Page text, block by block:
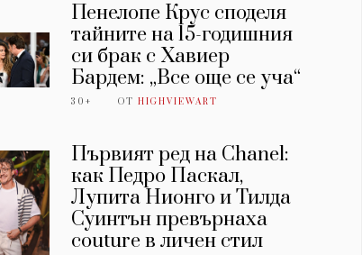
Пенелопе Крус споделя
тайните на 15-годишния
си брак с Хавиер
Бардем: „Все още се уча“
30+ ОТHIGHVIEWART
Първият ред на Chanel:
как Педро Паскал,
Лупита Нионго и Тилда
Суинтън превърнаха
couture в личен стил